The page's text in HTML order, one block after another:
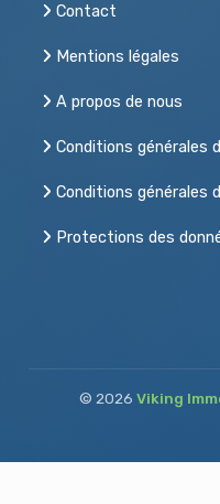
Acheter,
Contact
Mentions légales
A propos de nous
Conditions générales
Conditions générales
Protections des
© 2026 Viking